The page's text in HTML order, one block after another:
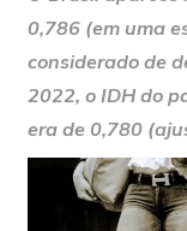
0,786 (em uma
considerado de
2022, o IDH do
era de 0,780